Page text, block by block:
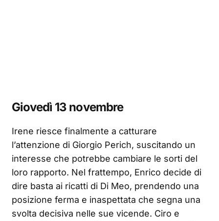
Giovedì 13 novembre
Irene riesce finalmente a catturare
l’attenzione di Giorgio Perich, suscitando un
interesse che potrebbe cambiare le sorti del
loro rapporto. Nel frattempo, Enrico decide di
dire basta ai ricatti di Di Meo, prendendo una
posizione ferma e inaspettata che segna una
svolta decisiva nelle sue vicende. Ciro e